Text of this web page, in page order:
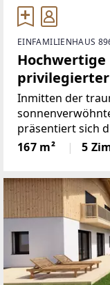
EINFAMILIENHAUS
privilegierter
Inmitten der
präsentiert sich
Einfamilienhaus
Wohnfläche.
167 m² 5